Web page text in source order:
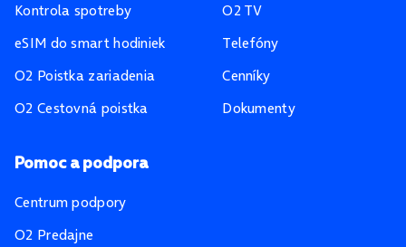
Kontrola spotreby
eSIM do smart hodiniek
O2 Poistka zariadenia
O2 Cestovná poistka
O2 TV
Telefóny
Cenníky
Dokumenty
Pomoc a podpora
Centrum podpory
O2 Predajne